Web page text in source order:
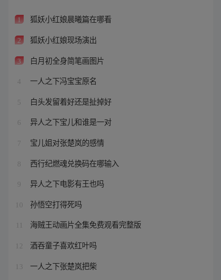
1 狐妖小红娘晨曦篇在哪看
2 狐妖小红娘现场演出
3 白月初全身简笔画图片
4 一人之下冯宝宝原名
5 白头发留着好还是扯掉好
6 异人之下宝儿和谁是一对
7 宝儿姐对张楚岚的感情
8 西行纪燃魂兑换码在哪输入
9 异人之下电影有王也吗
10 孙悟空打得死吗
海贼王动画片全集免费观看完整版
12 酒吞童子喜欢红叶吗
13 一人之下张楚岚把柴